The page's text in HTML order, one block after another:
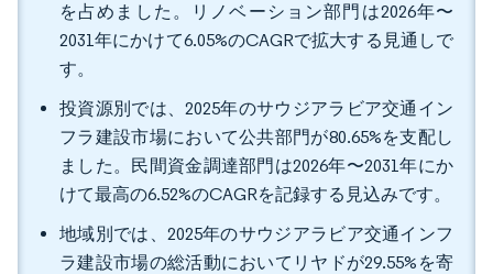
を占めました。リノベーション部門は2026年〜
2031年にかけて6.05%のCAGRで拡大する見通しで
す。
投資源別では、2025年のサウジアラビア交通イン
フラ建設市場において公共部門が80.65%を支配し
ました。民間資金調達部門は2026年〜2031年にか
けて最高の6.52%のCAGRを記録する見込みです。
地域別では、2025年のサウジアラビア交通インフ
ラ建設市場の総活動においてリヤドが29.55%を寄